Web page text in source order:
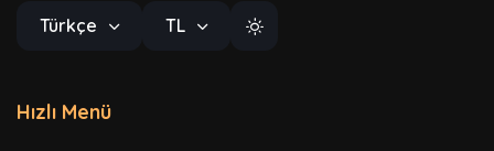
Türkçe TL
Hızlı Menü